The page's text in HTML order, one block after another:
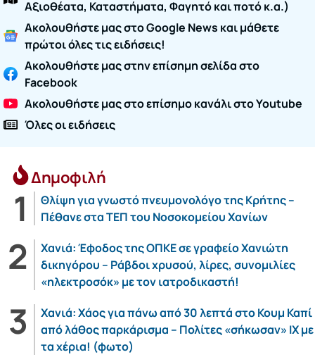
Αξιοθέατα, Καταστήματα, Φαγητό και ποτό κ.α.)
Ακολουθήστε μας στο Google News και μάθετε
πρώτοι όλες τις ειδήσεις!
Ακολουθήστε μας στην επίσημη σελίδα στο
Facebook
Ακολουθήστε μας στο επίσημο κανάλι στο Youtube
Όλες οι ειδήσεις
Δημοφιλή
Θλίψη για γνωστό πνευμονολόγο της Κρήτης –
Πέθανε στα ΤΕΠ του Νοσοκομείου Χανίων
Χανιά: Έφοδος της ΟΠΚΕ σε γραφείο Χανιώτη
δικηγόρου – Ράβδοι χρυσού, λίρες, συνομιλίες
«ηλεκτροσόκ» με τον ιατροδικαστή!
Χανιά: Χάος για πάνω από 30 λεπτά στο Κουμ Καπί
από λάθος παρκάρισμα – Πολίτες «σήκωσαν» ΙΧ με
τα χέρια! (φωτο)